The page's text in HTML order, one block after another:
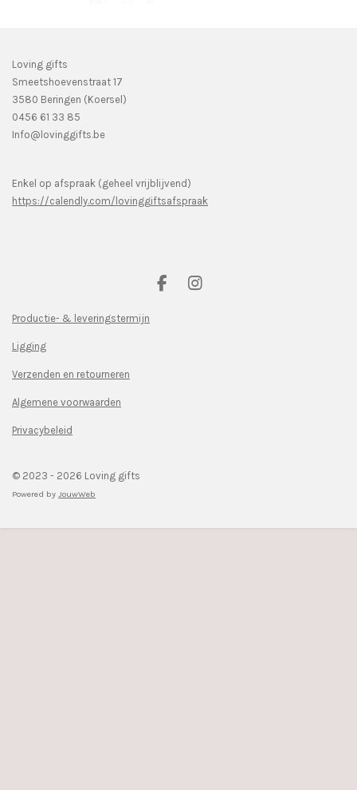
Loving gifts
Smeetshoevenstraat 17
3580 Beringen (Koersel)
0456 61 33 85
Info@lovinggifts.be
Enkel op afspraak (geheel vrijblijvend)
https://calendly.com/lovinggiftsafspraak
F
I
Productie- & leveringstermijn
Ligging
Verzenden en retourneren
Algemene voorwaarden
Privacybeleid
© 2023 - 2026 Loving gifts
Powered by JouwWeb